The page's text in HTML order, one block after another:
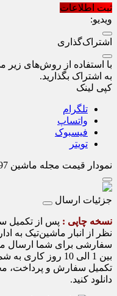
ثبت اطلاعات
ویدیو:
اشتراک‌گذاری
با استفاده از روش‌های زیر
به اشتراک بگذارید.
کپی لینک
تلگرام
واتساپ
فیسبوک
تویتر
نمودار قیمت مجله ماشین 497
جزئیات ارسال
نسخه چاپی : پس از تکمیل
نظر از انبار ماشین‌تیک به
سفارشی برای شما ارسال
بین 1 الی 10 روز کاری به شما می‌رساند.)
تکمیل سفارش و پرداخت،
دانلود کنید.